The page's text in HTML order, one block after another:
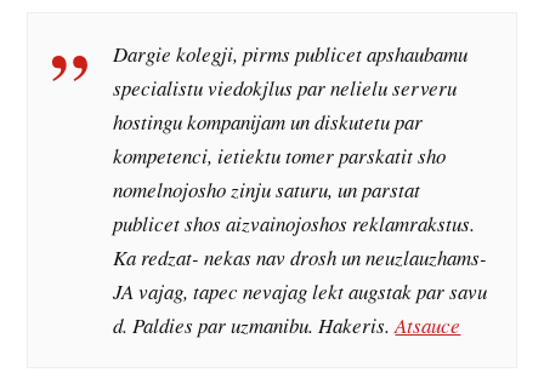
Dargie kolegji, pirms publicet apshaubamu
specialistu viedokjlus par nelielu serveru
hostingu kompanijam un diskutetu par
kompetenci, ietiektu tomer parskatit sho
nomelnojosho zinju saturu, un parstat
publicet shos aizvainojoshos reklamrakstus.
Ka redzat- nekas nav drosh un neuzlauzhams-
JA vajag, tapec nevajag lekt augstak par savu
d. Paldies par uzmanibu. Hakeris.Atsauce